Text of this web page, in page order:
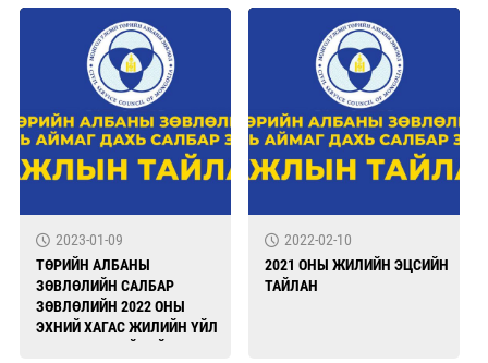
2023-01-09
ТӨРИЙН АЛБАНЫ
ЗӨВЛӨЛИЙН САЛБАР
ЗӨВЛӨЛИЙН 2022 ОНЫ
ЭХНИЙ ХАГАС ЖИЛИЙН ҮЙЛ
2022-02-10
2021 ОНЫ ЖИЛИЙН ЭЦСИЙН
ТАЙЛАН